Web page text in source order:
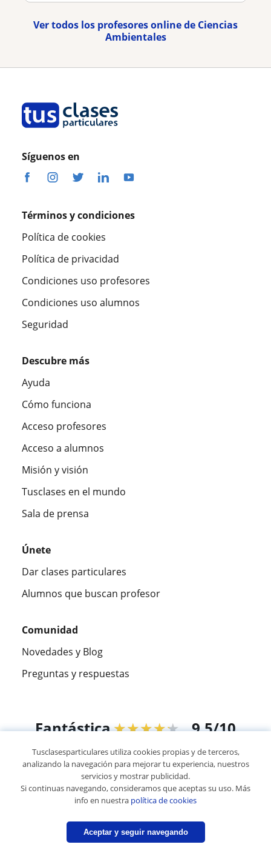
Ver todos los profesores online de Ciencias
Ambientales
Síguenos en
Términos y condiciones
Política de cookies
Política de privacidad
Condiciones uso profesores
Condiciones uso alumnos
Seguridad
Descubre más
Ayuda
Cómo funciona
Acceso profesores
Acceso a alumnos
Misión y visión
Tusclases en el mundo
Sala de prensa
Únete
Dar clases particulares
Alumnos que buscan profesor
Comunidad
Novedades y Blog
Preguntas y respuestas
Fantástica★★★★★ 9,5/10
305915opiniones de alumnos
© 2007 - 2026 Tusclasesparticulares.com.ec
Mapa web:Profesores particulares
Tusclasesparticulares utiliza cookies propias y de terceros,
analizando la navegación para mejorar tu experiencia, nuestros
servicios y mostrar publicidad.
Si continuas navegando, consideramos que aceptas su uso. Más
info en nuestra política de cookies
Aceptar y seguir navegando